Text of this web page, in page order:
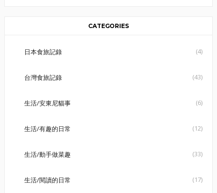
CATEGORIES
日本食旅記錄 (4)
台灣食旅記錄 (43)
生活/安東尼貓事 (6)
生活/有趣的日常 (12)
生活/動手做菜趣 (33)
生活/閱讀的日常 (17)